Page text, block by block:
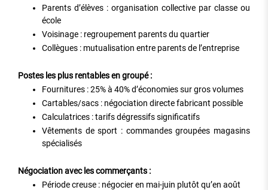
Parents d’élèves : organisation collective par classe ou
école
Voisinage : regroupement parents du quartier
Collègues : mutualisation entre parents de l’entreprise
Postes les plus rentables en groupé :
Fournitures : 25% à 40% d’économies sur gros volumes
Cartables/sacs : négociation directe fabricant possible
Calculatrices : tarifs dégressifs significatifs
Vêtements de sport : commandes groupées magasins
spécialisés
Négociation avec les commerçants :
Période creuse : négocier en mai-juin plutôt qu’en août